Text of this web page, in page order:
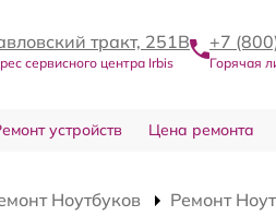
тракт, 251В
сервисного центра Irbis
+7
Горячая
устройств Цена ремонта
Ноутбуков Ремонт